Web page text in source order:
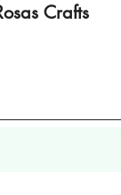
Crafts